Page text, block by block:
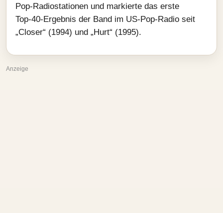
Pop‑Radiostationen und markierte das erste
Top‑40‑Ergebnis der Band im US‑Pop‑Radio seit
„Closer“ (1994) und „Hurt“ (1995).
Anzeige